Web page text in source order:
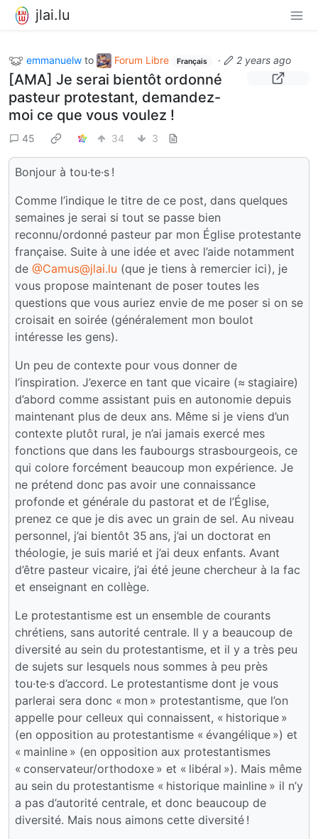
jlai.lu
emmanuelw to Forum Libre Français · 2 years ago
[AMA] Je serai bientôt ordonné
pasteur protestant, demandez-
moi ce que vous voulez !
45 34 3
Bonjour à tou·te·s !
Comme l’indique le titre de ce post, dans quelques
semaines je serai si tout se passe bien
reconnu/ordonné pasteur par mon Église protestante
française. Suite à une idée et avec l’aide notamment
de @Camus@jlai.lu (que je tiens à remercier ici), je
vous propose maintenant de poser toutes les
questions que vous auriez envie de me poser si on se
croisait en soirée (généralement mon boulot
intéresse les gens).
Un peu de contexte pour vous donner de
l’inspiration. J’exerce en tant que vicaire (≈ stagiaire)
d’abord comme assistant puis en autonomie depuis
maintenant plus de deux ans. Même si je viens d’un
contexte plutôt rural, je n’ai jamais exercé mes
fonctions que dans les faubourgs strasbourgeois, ce
qui colore forcément beaucoup mon expérience. Je
ne prétend donc pas avoir une connaissance
profonde et générale du pastorat et de l’Église,
prenez ce que je dis avec un grain de sel. Au niveau
personnel, j’ai bientôt 35 ans, j’ai un doctorat en
théologie, je suis marié et j’ai deux enfants. Avant
d’être pasteur vicaire, j’ai été jeune chercheur à la fac
et enseignant en collège.
Le protestantisme est un ensemble de courants
chrétiens, sans autorité centrale. Il y a beaucoup de
diversité au sein du protestantisme, et il y a très peu
de sujets sur lesquels nous sommes à peu près
tou·te·s d’accord. Le protestantisme dont je vous
parlerai sera donc « mon » protestantisme, que l’on
appelle pour celleux qui connaissent, « historique »
(en opposition au protestantisme « évangélique ») et
« mainline » (en opposition aux protestantismes
« conservateur/orthodoxe » et « libéral »). Mais même
au sein du protestantisme « historique mainline » il n’y
a pas d’autorité centrale, et donc beaucoup de
diversité. Mais nous aimons cette diversité !